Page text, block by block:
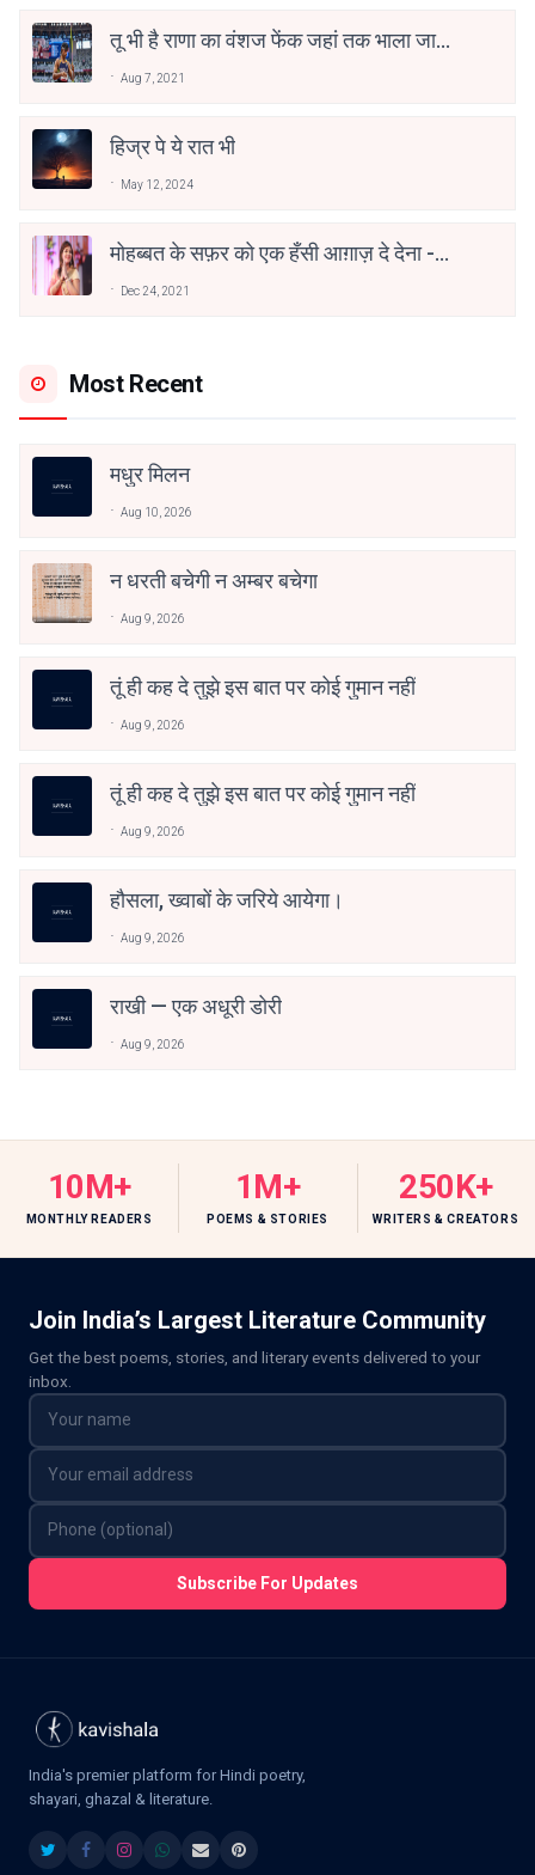
तू भी है राणा का वंशज फेंक जहां तक भाला जाए:
Aug 7, 2021
हिज्र पे ये रात भी
May 12, 2024
मोहब्बत के सफ़र को एक हँसी आग़ाज़ दे देना -
Dec 24, 2021
Most Recent
मधुर मिलन
Aug 10, 2026
न धरती बचेगी न अम्बर बचेगा
Aug 9, 2026
तूं ही कह दे तुझे इस बात पर कोई गुमान नहीं
Aug 9, 2026
तूं ही कह दे तुझे इस बात पर कोई गुमान नहीं
Aug 9, 2026
हौसला, ख्वाबों के जरिये आयेगा।
Aug 9, 2026
राखी — एक अधूरी डोरी
Aug 9, 2026
10M+
MONTHLY READERS
1M+
POEMS & STORIES
250K+
WRITERS & CREATORS
Join India’s Largest Literature Community
Get the best poems, stories, and literary events delivered to your
inbox.
Subscribe For Updates
India's premier platform for Hindi poetry,
shayari, ghazal & literature.